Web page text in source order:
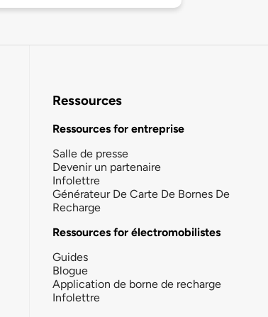
Ressources
Ressources for entreprise
Salle de presse
Devenir un partenaire
Infolettre
Générateur De Carte De Bornes De
Recharge
Ressources for électromobilistes
Guides
Blogue
Application de borne de recharge
Infolettre